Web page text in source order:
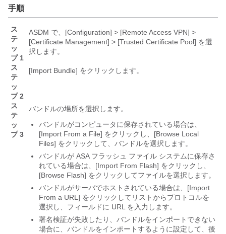
手順
ス
テ
ッ
プ 1
ASDM で、[Configuration] > [Remote Access VPN] >
[Certificate Management] > [Trusted Certificate Pool] を選
択します。
ス
テ
ッ
プ 2
[Import Bundle] をクリックします。
ス
テ
ッ
プ 3
バンドルの場所を選択します。
バンドルがコンピュータに保存されている場合は、
[Import From a File] をクリックし、[Browse Local
Files] をクリックして、バンドルを選択します。
バンドルが ASA フラッシュ ファイル システムに保存さ
れている場合は、[Import From Flash] をクリックし、
[Browse Flash] をクリックしてファイルを選択します。
バンドルがサーバでホストされている場合は、[Import
From a URL] をクリックしてリストからプロトコルを
選択し、フィールドに URL を入力します。
署名検証が失敗したり、バンドルをインポートできない
場合に、バンドルをインポートするように設定して、後